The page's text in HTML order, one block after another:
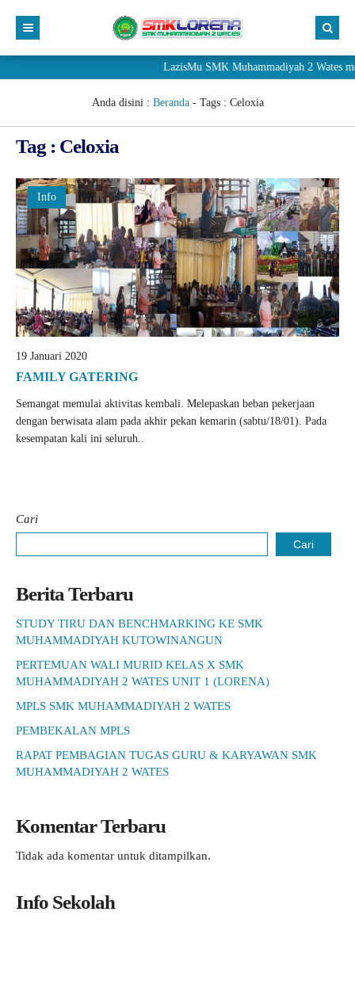
LazisMu SMK Muhammadiyah 2 Wates
Anda disini : Beranda- Tags : Celoxia
Tag : Celoxia
Info
19 Januari 2020
FAMILY GATERING
Semangat memulai aktivitas kembali. Melepaskan beban pekerjaan
dengan berwisata alam pada akhir pekan kemarin (sabtu/18/01). Pada
kesempatan kali ini seluruh..
Cari
Cari
Berita Terbaru
STUDY TIRU DAN BENCHMARKING KE SMK
MUHAMMADIYAH KUTOWINANGUN
PERTEMUAN WALI MURID KELAS X SMK
MUHAMMADIYAH 2 WATES UNIT 1 (LORENA)
MPLS SMK MUHAMMADIYAH 2 WATES
PEMBEKALAN MPLS
RAPAT PEMBAGIAN TUGAS GURU & KARYAWAN SMK
MUHAMMADIYAH 2 WATES
Komentar Terbaru
Tidak ada komentar untuk ditampilkan.
Info Sekolah